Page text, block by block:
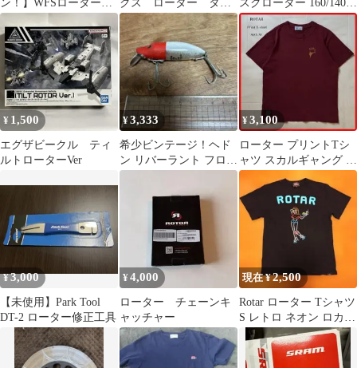
ン！】WFSローター×
スレイバーEL＋ヘキサ
ーピップス 卓球
クス ローター ター
ボスカイ ダイナコ ヘ
リコプター
スクローター 160/140セ
ット②
¥ 1,500
エグザビークル ティ
ルトローターVer
¥3,333
希少ビンテージ！ヘド
ン リバーラント フロー
ター 初期 ツーピース
¥3,100
ローター プリントTシ
ャツ スカルギャング ボ
ルドー Mサイズ
¥3,000
【未使用】Park Tool
DT-2 ローター修正工具
¥4,000
ローター チェーンキ
ャッチャー
現在 ¥2,500
Rotar ローター Tシャツ
S レトロ ネオン ロカビ
リー アメグラ